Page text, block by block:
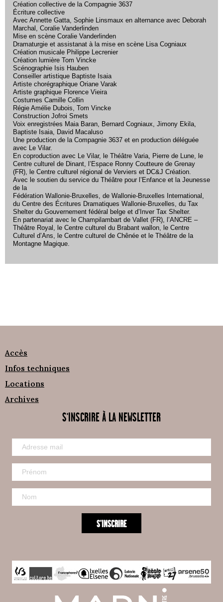
Création collective de la Compagnie 3637
Écriture collective
Avec Annette Gatta, Sophie Linsmaux en alternance avec Deborah
Marchal, Coralie Vanderlinden
Mise en scène Coralie Vanderlinden
Dramaturgie et assistanat à la mise en scène Lisa Cogniaux
Création musicale Philippe Lecrenier
Création lumière Tom Vincke
Scénographie Isis Hauben
Conseiller artistique Baptiste Isaia
Artiste chorégraphique Oriane Varak
Artiste graphique Florence Vieira
Costumes Camille Collin
Régie Amélie Dubois, Tom Vincke
Construction Jofroi Smets
Voix enregistrées Maia Baran, Bernard Cogniaux, Jimony Ekila,
Baptiste Isaia, David Macaluso
Une production de la Compagnie 3637 et en production déléguée
avec Le Vilar.
En coproduction avec Le Vilar, le Théâtre Varia, Pierre de Lune, le
Centre culturel de Dinant, l’Espace Ronny Coutteure de Grenay
(FR), le Centre culturel régional de Verviers et DC&J Création.
Avec le soutien du service du Théâtre pour l’Enfance et la Jeunesse
de la
Fédération Wallonie-Bruxelles, de Wallonie-Bruxelles International,
du Centre des Écritures Dramatiques Wallonie-Bruxelles, du Tax
Shelter du Gouvernement fédéral belge et d’Inver Tax Shelter.
En partenariat avec le Champilambart de Vallet (FR), l’ANCRE –
Théâtre Royal, le Centre culturel du Brabant wallon, le Centre
Culturel d’Ans, le Centre culturel de Chênée et le Théâtre de la
Montagne Magique.
Accès
Infos techniques
Locations
Archives
S'INSCRIRE À LA NEWSLETTER